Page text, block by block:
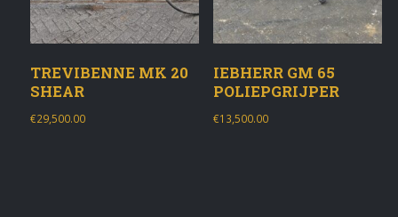
TREVIBENNE MK 20
SHEAR
€29,500.00
IEBHERR GM 65
POLIEPGRIJPER
€13,500.00